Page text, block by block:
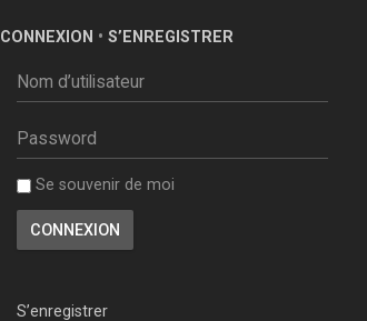
CONNEXION • S’ENREGISTRER
Se souvenir de moi
S’enregistrer